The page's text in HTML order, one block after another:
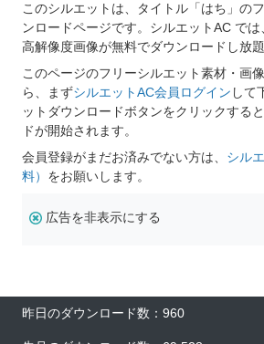
このシルエットは、タイトル「はち」の
ンロードページです。シルエットAC で
高解像度画像が無料でダウンロードし放題
このページのフリーシルエット素材・画
ら、まずシルエットAC会員ログイン して
ットダウンロードボタンをクリックする
ドが開始されます。
会員登録がまだお済みでない方は、 シル
料） をお願いします。
広告を非表示にする
昨日のダウンロード数：960